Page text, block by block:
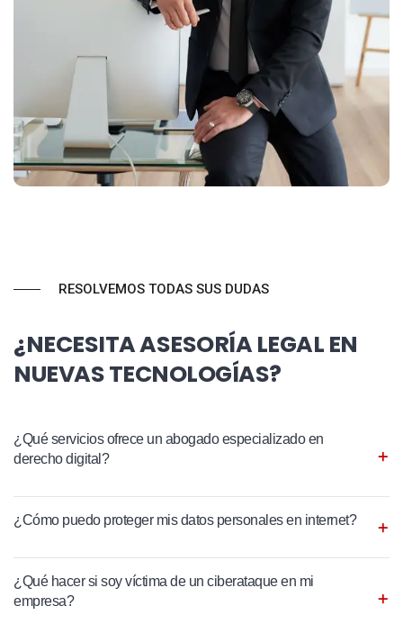
RESOLVEMOS TODAS SUS DUDAS
¿NECESITA ASESORÍA LEGAL EN
NUEVAS TECNOLOGÍAS?
¿Qué servicios ofrece un abogado especializado en
derecho digital?
¿Cómo puedo proteger mis datos personales en internet?
¿Qué hacer si soy víctima de un ciberataque en mi
empresa?